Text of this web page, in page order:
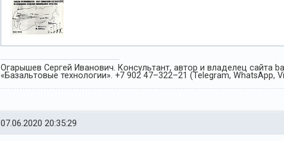
Огарышев Сергей Иванович. Консультант, автор и владелец сайта
«Базальтовые технологии». +7 902 47–322–21 (Telegram, WhatsApp,
07.06.2020 20:35:29